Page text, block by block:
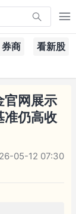
券商
看新股
官网展示
准仍高收
05-12 07:30